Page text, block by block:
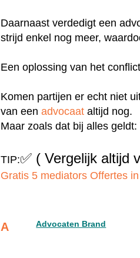
Daarnaast verdedigt een
strijd enkel nog meer,
Een oplossing van het
Komen partijen er echt niet
van eenadvocaat altijd nog.
Maar zoals dat bij alles
TIP:✅ ( Vergelijk altijd
Gratis 5 mediators Offertes
A Advocaten Brand